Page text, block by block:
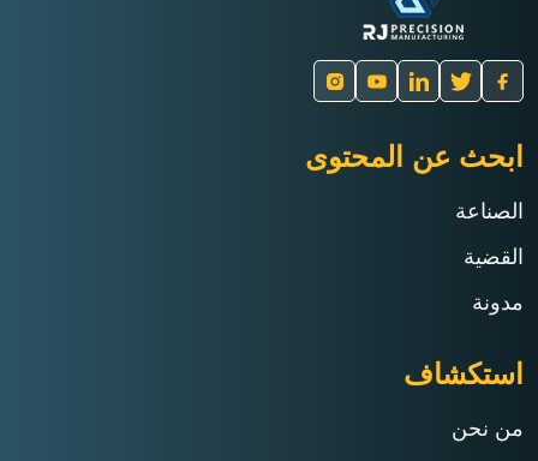
ابحث عن المحتوى
الصناعة
القضية
مدونة
استكشاف
من نحن